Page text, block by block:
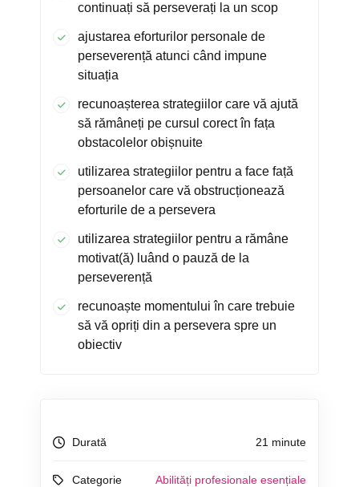
continuați să perseverați la un scop
ajustarea eforturilor personale de
perseverență atunci când impune
situația
recunoașterea strategiilor care vă ajută
să rămâneți pe cursul corect în fața
obstacolelor obișnuite
utilizarea strategiilor pentru a face față
persoanelor care vă obstrucționează
eforturile de a persevera
utilizarea strategiilor pentru a rămâne
motivat(ă) luând o pauză de la
perseverență
recunoaște momentului în care trebuie
să vă opriți din a persevera spre un
obiectiv
Durată 21 minute
Categorie Abilități profesionale esențiale